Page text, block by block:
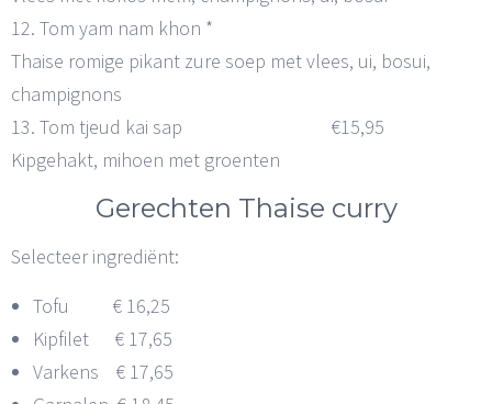
12. Tom yam nam khon *
Thaise romige pikant zure soep met vlees, ui, bosui,
champignons
13. Tom tjeud kai sap €15,95
Kipgehakt, mihoen met groenten
Gerechten Thaise curry
Selecteer ingrediënt:
Tofu € 16,25
Kipfilet € 17,65
Varkens € 17,65